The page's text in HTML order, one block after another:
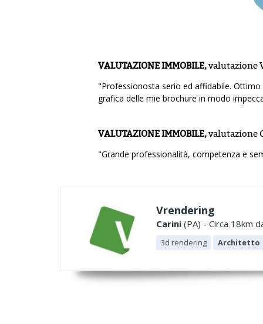
VALUTAZIONE IMMOBILE,valutazione
"Professionosta serio ed affidabile.
grafica delle mie brochure in modo
VALUTAZIONE IMMOBILE,valutazione
"Grande professionalità, competenza e
Vrendering
Carini (PA) - Circa 18km
3d rendering Architetto